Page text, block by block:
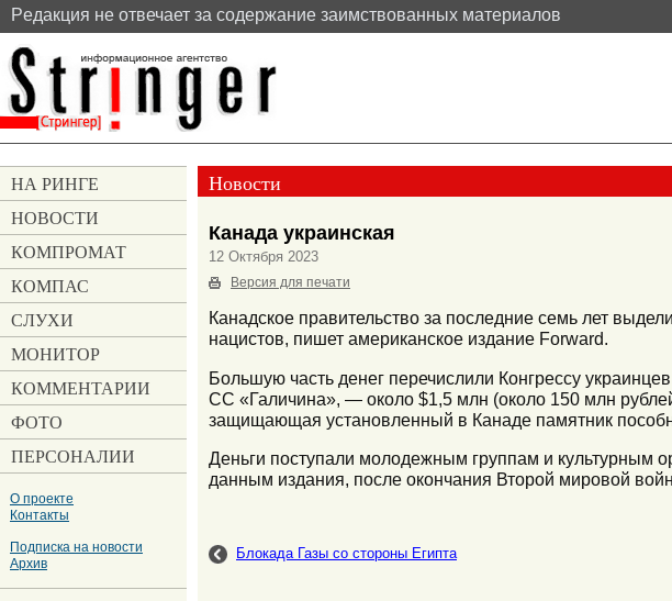
Pедакция не отвечает за содержание заимствованных материалов
Новости
Канада украинская
12 Октября 2023
Версия для печати
Канадское правительство за последние семь лет
нацистов, пишет американское издание Forward.
Большую часть денег перечислили Конгрессу
СС «Галичина», — около $1,5 млн (около 150 млн
защищающая установленный в Канаде памятник
Деньги поступали молодежным группам и культурным
данным издания, после окончания Второй мировой
Блокада Газы со стороны Египта
НА РИНГЕ
НОВОСТИ
КОМПРОМАТ
КОМПАС
СЛУХИ
МОНИТОР
КОММЕНТАРИИ
ФОТО
ПЕРСОНАЛИИ
О проекте
Контакты
Подписка на новости
Архив